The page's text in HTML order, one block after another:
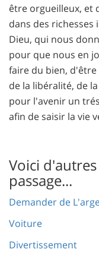
être orgueilleux, et
dans des
Dieu, qui nous
pour que nous en
faire du bien,
de la libéralité, de
pour l'avenir un
afin de saisir la vie
Voici
passage...
Demander de
Voiture
Divertissement